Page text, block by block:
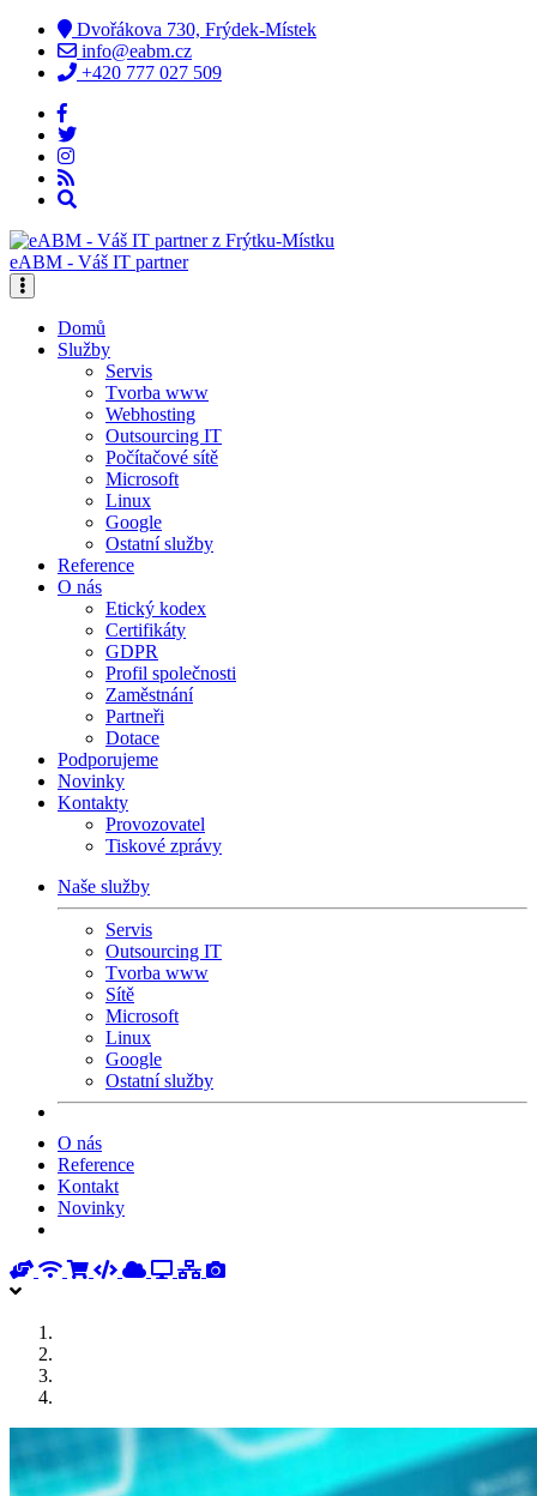
Dvořákova 730, Frýdek-Místek
info@eabm.cz
+420 777 027 509
eABM - Váš IT partner
Domů
Služby
Servis
Tvorba www
Webhosting
Outsourcing IT
Počítačové sítě
Microsoft
Linux
Google
Ostatní služby
Reference
O nás
Etický kodex
Certifikáty
GDPR
Profil společnosti
Zaměstnání
Partneři
Dotace
Podporujeme
Novinky
Kontakty
Provozovatel
Tiskové zprávy
Naše služby
Servis
Outsourcing IT
Tvorba www
Sítě
Microsoft
Linux
Google
Ostatní služby
O nás
Reference
Kontakt
Novinky